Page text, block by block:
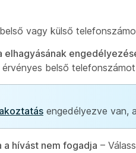
vagy külső
elhagyásának
belső
engedélyezve van,
a hívást nem fogadja –